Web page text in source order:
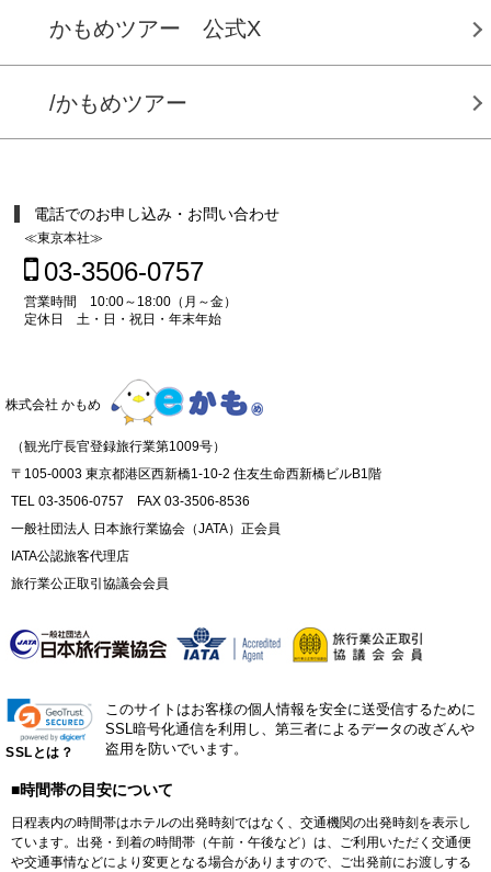
かもめツアー 公式X
/かもめツアー
電話でのお申し込み・お問い合わせ
≪東京本社≫
03-3506-0757
営業時間 10:00～18:00（月～金）
定休日 土・日・祝日・年末年始
株式会社 かもめ
（観光庁長官登録旅行業第1009号）
〒105-0003 東京都港区西新橋1-10-2 住友生命西新橋ビルB1階
TEL 03-3506-0757 FAX 03-3506-8536
一般社団法人 日本旅行業協会（JATA）正会員
IATA公認旅客代理店
旅行業公正取引協議会会員
SSLとは？
このサイトはお客様の個人情報を安全に送受信するために
SSL暗号化通信を利用し、第三者によるデータの改ざんや
盗用を防いでいます。
■時間帯の目安について
日程表内の時間帯はホテルの出発時刻ではなく、交通機関の出発時刻を表示し
ています。出発・到着の時間帯（午前・午後など）は、ご利用いただく交通便
や交通事情などにより変更となる場合がありますので、ご出発前にお渡しする